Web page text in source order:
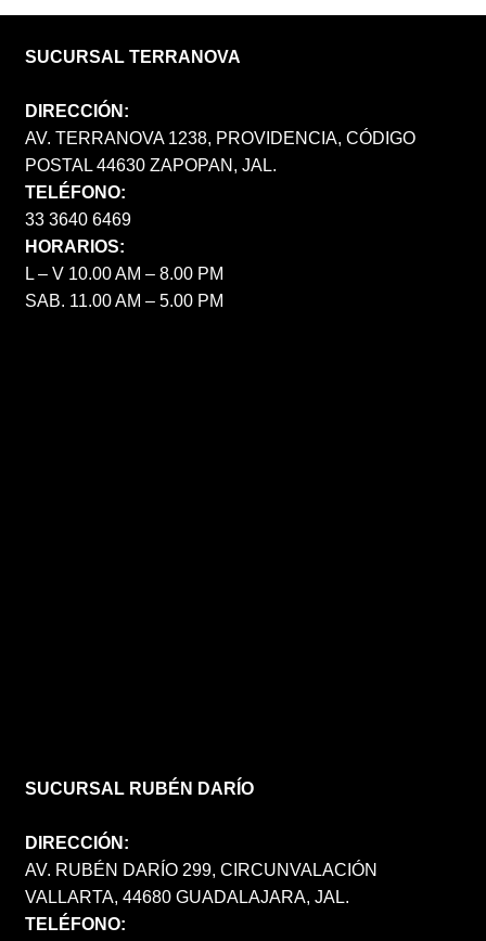
SUCURSAL TERRANOVA
DIRECCIÓN:
AV. TERRANOVA 1238, PROVIDENCIA, CÓDIGO
POSTAL 44630 ZAPOPAN, JAL.
TELÉFONO:
33 3640 6469
HORARIOS:
L – V 10.00 AM – 8.00 PM
SAB. 11.00 AM – 5.00 PM
SUCURSAL RUBÉN DARÍO
DIRECCIÓN:
AV. RUBÉN DARÍO 299, CIRCUNVALACIÓN
VALLARTA, 44680 GUADALAJARA, JAL.
TELÉFONO: